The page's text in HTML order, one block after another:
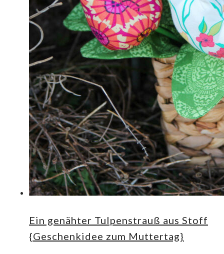
Ein genähter Tulpenstrauß aus Stoff
{Geschenkidee zum Muttertag}